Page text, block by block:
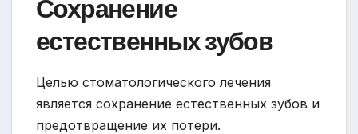
Сохранение
естественных зубов
Целью стоматологического лечения
является сохранение естественных зубов и
предотвращение их потери.